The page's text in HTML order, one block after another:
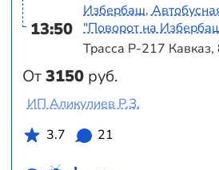
13:50
От3150 руб.
Избербаш,
"Поворот на
Трасса Р-217
ИП Аликулиев Р.З.
3.7
21